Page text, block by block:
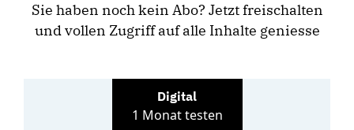
Sie haben noch kein Abo? Jetzt freischalten
und vollen Zugriff auf alle Inhalte geniesse
Digital
1 Monat testen